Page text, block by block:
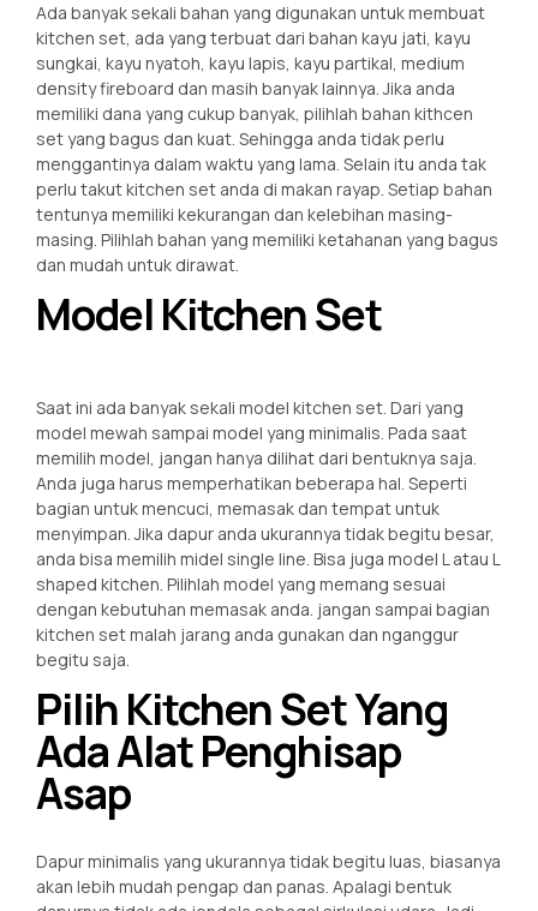
Ada banyak sekali bahan yang digunakan untuk membuat
kitchen set, ada yang terbuat dari bahan kayu jati, kayu
sungkai, kayu nyatoh, kayu lapis, kayu partikal, medium
density fireboard dan masih banyak lainnya. Jika anda
memiliki dana yang cukup banyak, pilihlah bahan kithcen
set yang bagus dan kuat. Sehingga anda tidak perlu
menggantinya dalam waktu yang lama. Selain itu anda tak
perlu takut kitchen set anda di makan rayap. Setiap bahan
tentunya memiliki kekurangan dan kelebihan masing-
masing. Pilihlah bahan yang memiliki ketahanan yang bagus
dan mudah untuk dirawat.
Model Kitchen Set
Saat ini ada banyak sekali model kitchen set. Dari yang
model mewah sampai model yang minimalis. Pada saat
memilih model, jangan hanya dilihat dari bentuknya saja.
Anda juga harus memperhatikan beberapa hal. Seperti
bagian untuk mencuci, memasak dan tempat untuk
menyimpan. Jika dapur anda ukurannya tidak begitu besar,
anda bisa memilih midel single line. Bisa juga model L atau L
shaped kitchen. Pilihlah model yang memang sesuai
dengan kebutuhan memasak anda. jangan sampai bagian
kitchen set malah jarang anda gunakan dan nganggur
begitu saja.
Pilih Kitchen Set Yang
Ada Alat Penghisap
Asap
Dapur minimalis yang ukurannya tidak begitu luas, biasanya
akan lebih mudah pengap dan panas. Apalagi bentuk